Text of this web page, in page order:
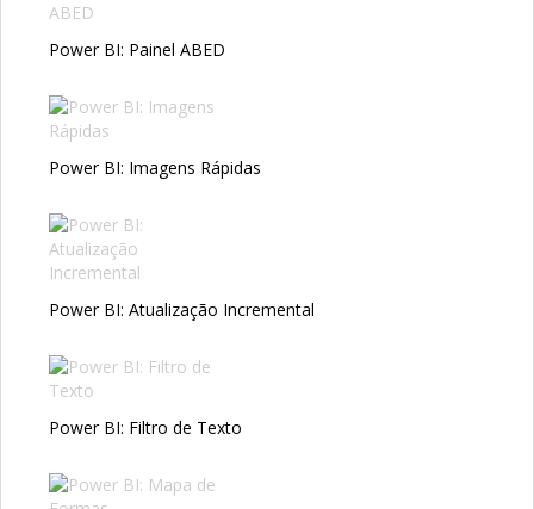
Power BI: Painel ABED
Power BI: Imagens Rápidas
Power BI: Atualização Incremental
Power BI: Filtro de Texto